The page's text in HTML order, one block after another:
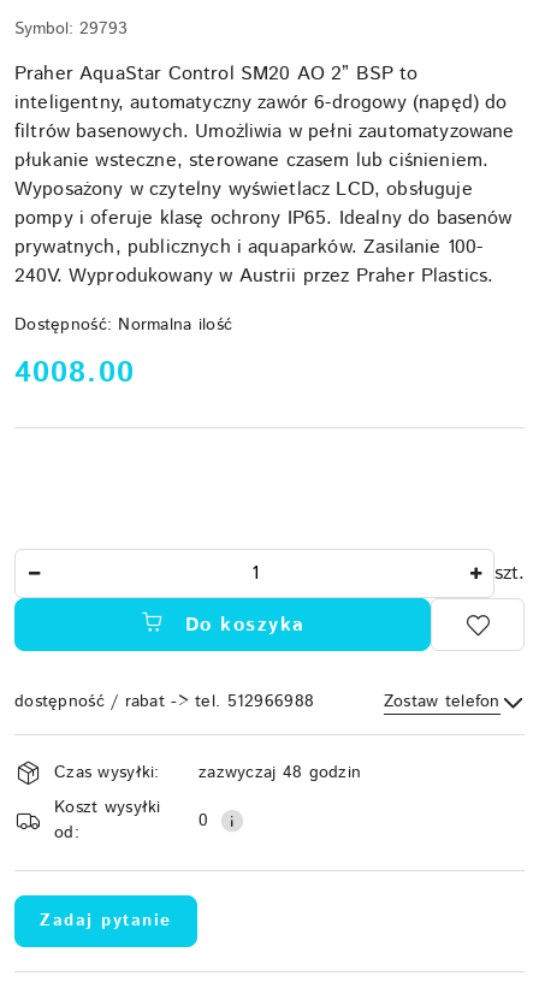
Symbol: 29793
Praher AquaStar Control SM20 AO 2” BSP to
inteligentny, automatyczny zawór 6-drogowy (napęd) do
filtrów basenowych. Umożliwia w pełni zautomatyzowane
płukanie wsteczne, sterowane czasem lub ciśnieniem.
Wyposażony w czytelny wyświetlacz LCD, obsługuje
pompy i oferuje klasę ochrony IP65. Idealny do basenów
prywatnych, publicznych i aquaparków. Zasilanie 100-
240V. Wyprodukowany w Austrii przez Praher Plastics.
Dostępność: Normalna ilość
cena:
4008.00
szt.
Do koszyka
dostępność / rabat -> tel. 512966988 Zostaw telefon
Wyślij
Dostępność
i
dostawa
Czas wysyłki:
zazwyczaj 48 godzin
Koszt wysyłki
od:
0
Zadaj pytanie